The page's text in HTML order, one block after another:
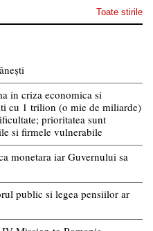
Toate stirile
in criza economica si
cu 1 trilion (o mie de miliarde)
prioritatea sunt
si firmele vulnerabile
monetara iar Guvernului sa
public si legea pensiilor ar